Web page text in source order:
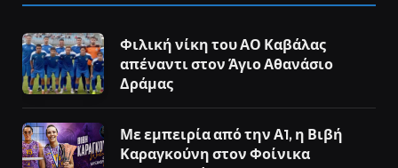
Φιλική νίκη του ΑΟ Καβάλας
απέναντι στον Άγιο Αθανάσιο
Δράμας
Με εμπειρία από την Α1, η Βιβή
Καραγκούνη στον Φοίνικα